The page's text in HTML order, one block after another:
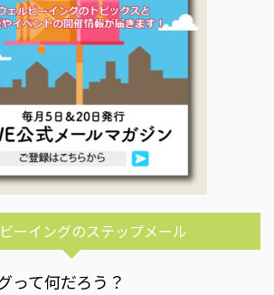
ーイングのステップメール
って何だろう？